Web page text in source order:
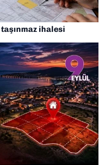
taşınmaz ihalesi